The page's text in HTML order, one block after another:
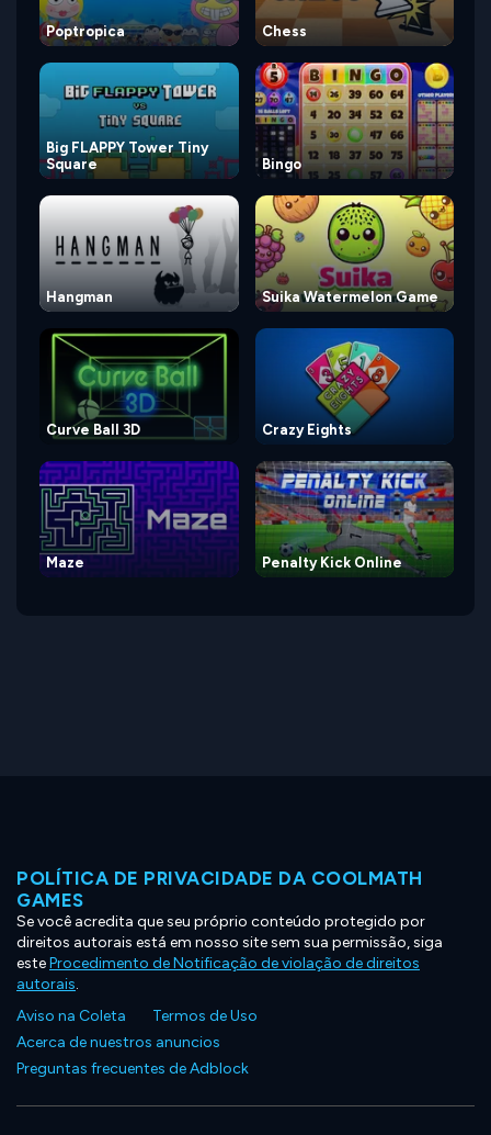
Poptropica Chess
Big FLAPPY Tower Tiny
Square
Bingo
Hangman Suika Watermelon Game
Curve Ball 3D Crazy Eights
Maze Penalty Kick Online
POLÍTICA DE PRIVACIDADE DA COOLMATH
GAMES
Se você acredita que seu próprio conteúdo protegido por
direitos autorais está em nosso site sem sua permissão, siga
esteProcedimento de Notificação de violação de direitos
autorais.
Aviso na Coleta
Termos de Uso
Acerca de nuestros anuncios
Preguntas frecuentes de Adblock